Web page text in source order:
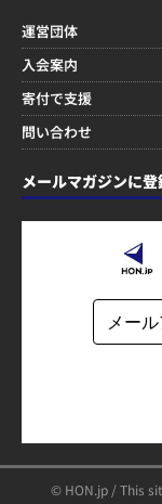
運営団体
入会案内
寄付で支援
問い合わせ
メールマガジンに登
© HON.jp / This